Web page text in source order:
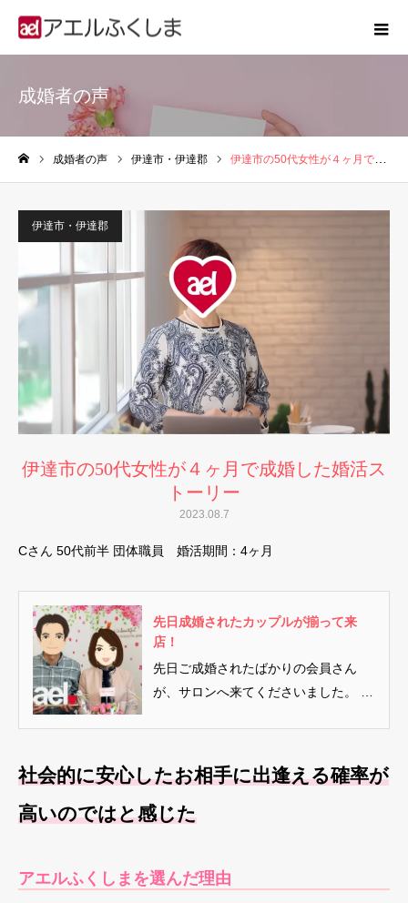
成婚者の声
成婚者の声 伊達市・伊達郡 伊達市の50代女性が４ヶ月で成婚した婚活ストーリー
伊達市・伊達郡
伊達市の50代女性が４ヶ月で成婚した婚活ス
トーリー
2023.08.7
Cさん 50代前半 団体職員 婚活期間：4ヶ月
先日成婚されたカップルが揃って来
店！
先日ご成婚されたばかりの会員さん
が、サロンへ来てくださいました。 実
社会的に安心したお相手に出逢える確率が
高いのではと感じた
アエルふくしまを選んだ理由